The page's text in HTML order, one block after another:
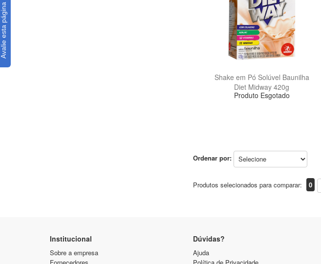
Shake em Pó Solúvel Baunilha
Diet Midway 420g
Produto Esgotado
Ordenar por:
Produtos selecionados para comparar: 0
Institucional
Sobre a empresa
Dúvidas?
Ajuda